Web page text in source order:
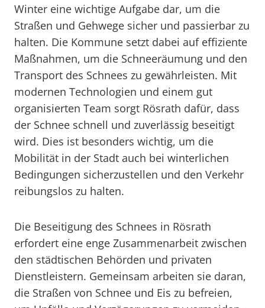
Winter eine wichtige Aufgabe dar, um die
Straßen und Gehwege sicher und passierbar zu
halten. Die Kommune setzt dabei auf effiziente
Maßnahmen, um die Schneeräumung und den
Transport des Schnees zu gewährleisten. Mit
modernen Technologien und einem gut
organisierten Team sorgt Rösrath dafür, dass
der Schnee schnell und zuverlässig beseitigt
wird. Dies ist besonders wichtig, um die
Mobilität in der Stadt auch bei winterlichen
Bedingungen sicherzustellen und den Verkehr
reibungslos zu halten.
Die Beseitigung des Schnees in Rösrath
erfordert eine enge Zusammenarbeit zwischen
den städtischen Behörden und privaten
Dienstleistern. Gemeinsam arbeiten sie daran,
die Straßen von Schnee und Eis zu befreien,